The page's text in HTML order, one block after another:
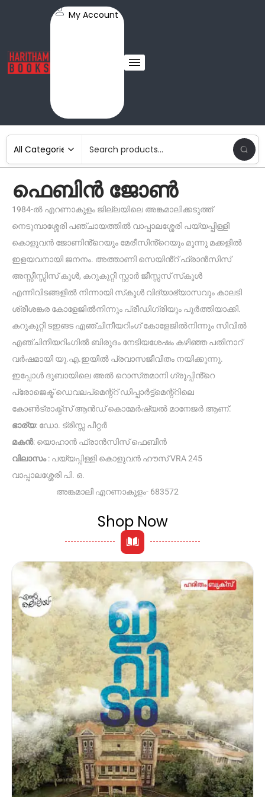
My Account
ഫെബിൻ ജോൺ
1984-ൽ എറണാകുളം ജില്ലയിലെ അങ്കമാലിക്കടുത്ത്
നെടുമ്പാശ്ശേരി പഞ്ചായത്തിൽ വാപ്പാലശ്ശേരി പയ്യപ്പിള്ളി
കൊളുവൻ ജോണിൻ്റെയും മേരീസിൻ്റെയും മൂന്നു മക്കളിൽ
ഇളയവനായി ജനനം. അത്താണി സെയിൻ്റ് ഫ്രാൻസിസ്
അസ്സീസ്സിസ് കൂൾ, കറുകുറ്റി സ്റ്റാർ ജീസ്സസ് സ്‌കൂൾ
എന്നിവിടങ്ങളിൽ നിന്നായി സ്‌കൂൾ വിദ്യാഭ്യാസവും കാലടി
ശ്രീശങ്കര കോളേജിൽനിന്നും പ്രീഡിഗ്രിയും പൂർത്തിയാക്കി.
കറുകുറ്റി ടഇങട എഞ്ചിനീയറിംഗ് കോളേജിൽനിന്നും സിവിൽ
എഞ്ചിനീയറിംഗിൽ ബിരുദം നേടിയശേഷം കഴിഞ്ഞ പതിനാറ്
വർഷമായി യു.എ.ഇയിൽ പ്രവാസജീവിതം നയിക്കുന്നു.
ഇപ്പോൾ ദുബായിലെ അൽ റൊസ്‌തമാനി ഗ്രൂപ്പിൻ്റെ
പ്രോജെക്ട് ഡെവലപ്മെന്റ്റ് ഡിപ്പാർട്ട്മെന്റ്റിലെ
കോൺട്രാക്ട്സ് ആൻഡ് കൊമേർഷ്യൽ മാനേജർ ആണ്.
ഭാര്യ: ഡോ. ട്രീസ്സ പീറ്റർ
മകൻ: യൊഹാൻ ഫ്രാൻസിസ് ഫെബിൻ
വിലാസം: പയ്യപ്പിള്ളി കൊളുവൻ ഹൗസ് VRA 245
വാപ്പാലശ്ശേരി പി. ഒ.
അങ്കമാലി എറണാകുളം- 683572
Shop Now